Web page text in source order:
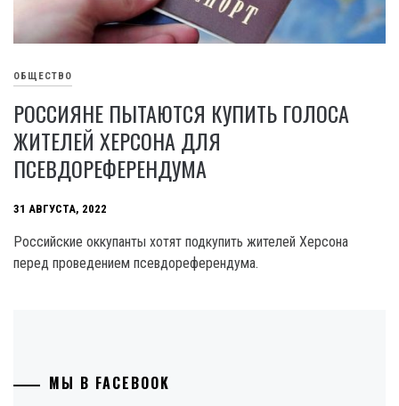
ОБЩЕСТВО
РОССИЯНЕ ПЫТАЮТСЯ КУПИТЬ ГОЛОСА
ЖИТЕЛЕЙ ХЕРСОНА ДЛЯ
ПСЕВДОРЕФЕРЕНДУМА
31 АВГУСТА, 2022
Российские оккупанты хотят подкупить жителей Херсона
перед проведением псевдореферендума.
МЫ В FACEBOOK